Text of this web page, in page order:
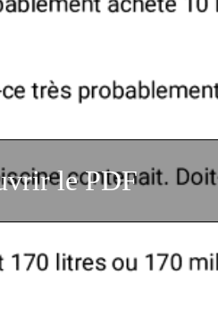
le PDF